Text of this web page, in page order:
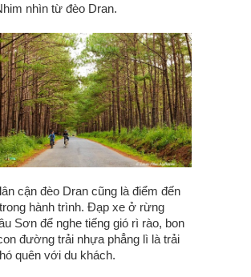
nhìn từ đèo Dran.
cận đèo Dran cũng là điểm đến
hành trình. Đạp xe ở rừng
Sơn để nghe tiếng gió rì rào, bon
đường trải nhựa phẳng lì là trải
quên với du khách.